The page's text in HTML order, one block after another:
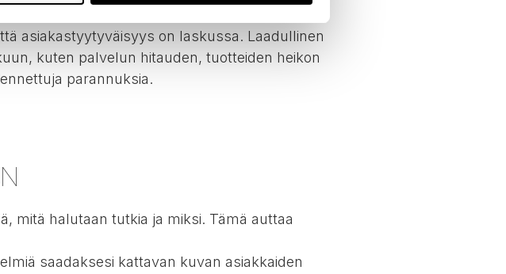
asiakastyytyväisyys on laskussa. Laadullinen
kuten palvelun hitauden, tuotteiden heikon
parannuksia.
mitä halutaan tutkia ja miksi. Tämä auttaa
saadaksesi kattavan kuvan asiakkaiden